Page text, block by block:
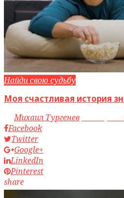
Найди свою судьбу
Моя счастливая история
byМихаил Тургенев
Facebook
Twitter
Google+
LinkedIn
Pinterest
share